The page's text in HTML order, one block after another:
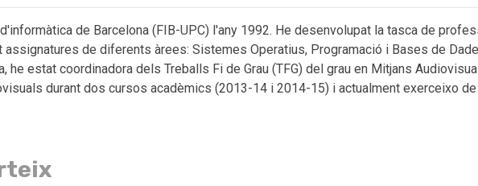
de Barcelona (FIB-UPC) l'any 1992. He desenvolupat la tasca de
de diferents àrees: Sistemes Operatius, Programació i Bases de
estat coordinadora dels Treballs Fi de Grau (TFG) del grau en Mitjans
durant dos cursos acadèmics (2013-14 i 2014-15) i actualment exerceixo de